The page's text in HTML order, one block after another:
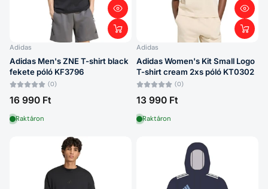
Adidas
Adidas Men's ZNE T-shirt black
fekete póló KF3796
(0)
16 990 Ft
Raktáron
Adidas
Adidas Women's Kit Small Logo
T-shirt cream 2xs póló KT0302
(0)
13 990 Ft
Raktáron